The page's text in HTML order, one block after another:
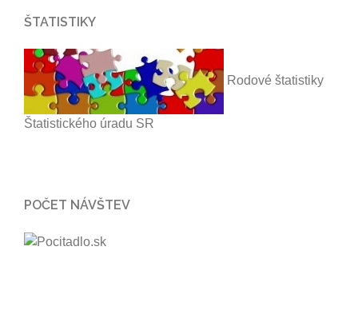
ŠTATISTIKY
Rodové štatistiky
Štatistického úradu SR
POČET NÁVŠTEV